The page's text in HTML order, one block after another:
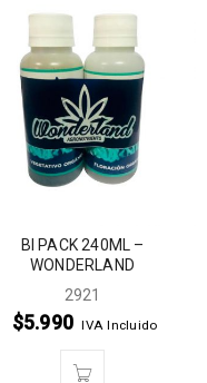
BI PACK 240ML –
WONDERLAND
2921
$5.990 IVA Incluido